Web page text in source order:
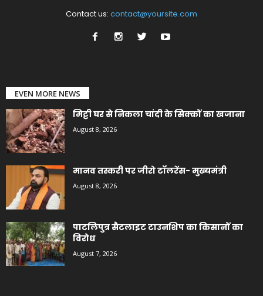
Contact us: contact@yoursite.com
EVEN MORE NEWS
मिट्टी घर से निकला चांदी के सिक्कों का खजाना
August 8, 2026
मानव तस्करी पर जीरो टॉलरेंस- मुख्यमंत्री
August 8, 2026
पाटलिपुत्र सैटलाइट टाउनशिप का किसानों का
विरोध
August 7, 2026